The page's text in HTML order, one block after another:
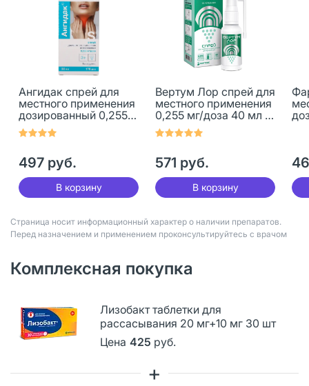
Ангидак спрей для
местного применения
дозированный 0,255
мг/доза 30 мл 1 шт
497 руб.
В корзину
Вертум Лор спрей для
местного применения
0,255 мг/доза 40 мл 1
шт
571 руб.
В корзину
Страница носит информационный характер о наличии препаратов.
Перед назначением и применением проконсультируйтесь с врачом
Комплексная покупка
Лизобакт таблетки для
рассасывания 20 мг+10 мг 30 шт
Цена 425 руб.
+